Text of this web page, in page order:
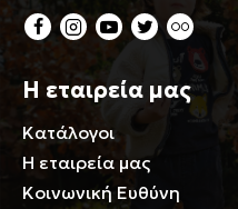
Η εταιρεία μας
Κατάλογοι
Η εταιρεία μας
Κοινωνική Ευθύνη